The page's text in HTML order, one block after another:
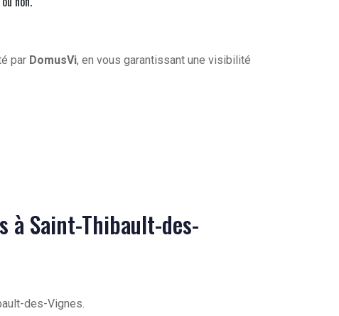
par DomusVi, en vous garantissant une visibilité
à Saint-Thibault-des-
des-Vignes.